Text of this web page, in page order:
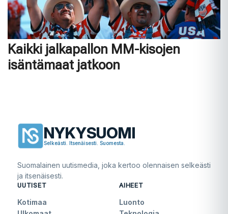
Kaikki jalkapallon MM-kisojen
isäntämaat jatkoon
NYKYSUOMI
Selkeästi. Itsenäisesti. Suomesta.
Suomalainen uutismedia, joka kertoo olennaisen selkeästi
ja itsenäisesti.
UUTISET
Kotimaa
AIHEET
Luonto